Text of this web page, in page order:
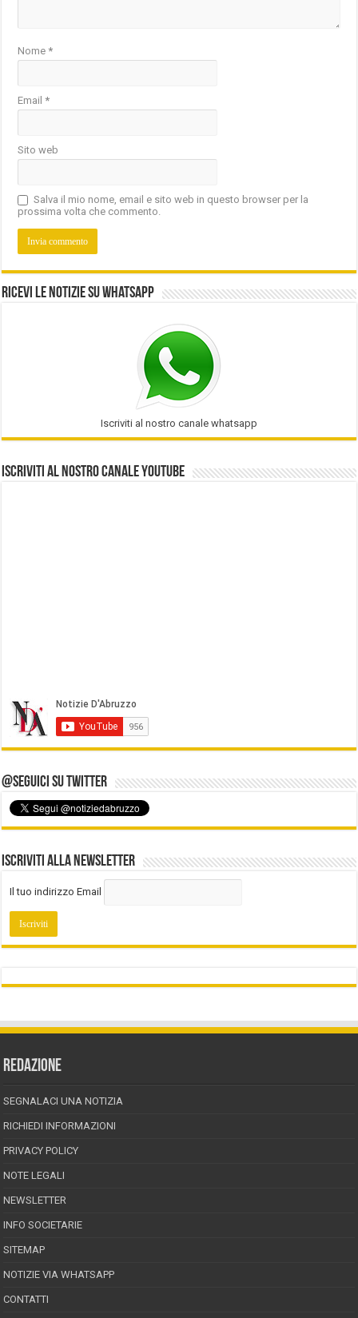
Nome*
Email*
Sito web
Salva il mio nome, email e sito web in questo browser per la
prossima volta che commento.
Ricevi le notizie su Whatsapp
Iscriviti al nostro canale whatsapp
Iscriviti al nostro Canale Youtube
@Seguici su Twitter
Iscriviti alla Newsletter
Il tuo indirizzo Email
REDAZIONE
SEGNALACI UNA NOTIZIA
RICHIEDI INFORMAZIONI
PRIVACY POLICY
NOTE LEGALI
NEWSLETTER
INFO SOCIETARIE
SITEMAP
NOTIZIE VIA WHATSAPP
CONTATTI